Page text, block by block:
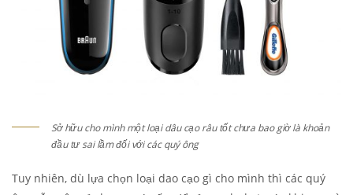
Sở hữu cho mình một loại dâu cạo râu tốt chưa bao giờ là khoản
đầu tư sai lầm đối với các quý ông
Tuy nhiên, dù lựa chọn loại dao cạo gì cho mình thì các quý